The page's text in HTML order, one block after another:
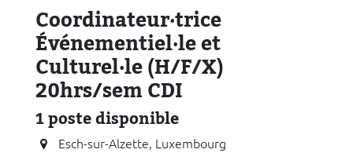
Coordinateur·trice
Événementiel·le et
Culturel·le (H/F/X)
20hrs/sem CDI
1poste disponible
Esch-sur-Alzette, Luxembourg